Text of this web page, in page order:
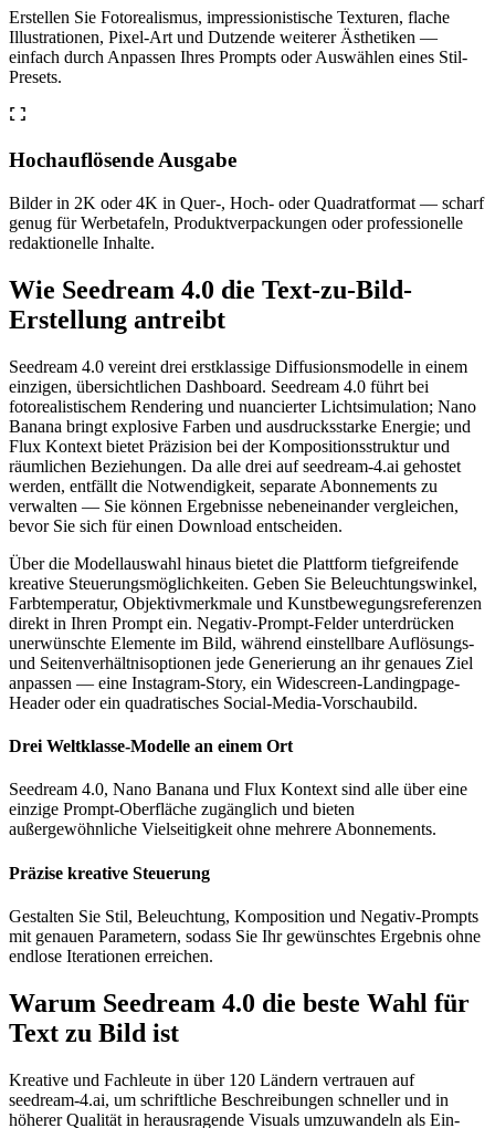
Erstellen Sie Fotorealismus, impressionistische Texturen, flache
Illustrationen, Pixel-Art und Dutzende weiterer Ästhetiken —
einfach durch Anpassen Ihres Prompts oder Auswählen eines Stil-
Presets.
Hochauflösende Ausgabe
Bilder in 2K oder 4K in Quer-, Hoch- oder Quadratformat — scharf
genug für Werbetafeln, Produktverpackungen oder professionelle
redaktionelle Inhalte.
Wie Seedream 4.0 die Text-zu-Bild-
Erstellung antreibt
Seedream 4.0 vereint drei erstklassige Diffusionsmodelle in einem
einzigen, übersichtlichen Dashboard. Seedream 4.0 führt bei
fotorealistischem Rendering und nuancierter Lichtsimulation; Nano
Banana bringt explosive Farben und ausdrucksstarke Energie; und
Flux Kontext bietet Präzision bei der Kompositionsstruktur und
räumlichen Beziehungen. Da alle drei auf seedream-4.ai gehostet
werden, entfällt die Notwendigkeit, separate Abonnements zu
verwalten — Sie können Ergebnisse nebeneinander vergleichen,
bevor Sie sich für einen Download entscheiden.
Über die Modellauswahl hinaus bietet die Plattform tiefgreifende
kreative Steuerungsmöglichkeiten. Geben Sie Beleuchtungswinkel,
Farbtemperatur, Objektivmerkmale und Kunstbewegungsreferenzen
direkt in Ihren Prompt ein. Negativ-Prompt-Felder unterdrücken
unerwünschte Elemente im Bild, während einstellbare Auflösungs-
und Seitenverhältnisoptionen jede Generierung an ihr genaues Ziel
anpassen — eine Instagram-Story, ein Widescreen-Landingpage-
Header oder ein quadratisches Social-Media-Vorschaubild.
Drei Weltklasse-Modelle an einem Ort
Seedream 4.0, Nano Banana und Flux Kontext sind alle über eine
einzige Prompt-Oberfläche zugänglich und bieten
außergewöhnliche Vielseitigkeit ohne mehrere Abonnements.
Präzise kreative Steuerung
Gestalten Sie Stil, Beleuchtung, Komposition und Negativ-Prompts
mit genauen Parametern, sodass Sie Ihr gewünschtes Ergebnis ohne
endlose Iterationen erreichen.
Warum Seedream 4.0 die beste Wahl für
Text zu Bild ist
Kreative und Fachleute in über 120 Ländern vertrauen auf
seedream-4.ai, um schriftliche Beschreibungen schneller und in
höherer Qualität in herausragende Visuals umzuwandeln als Ein-